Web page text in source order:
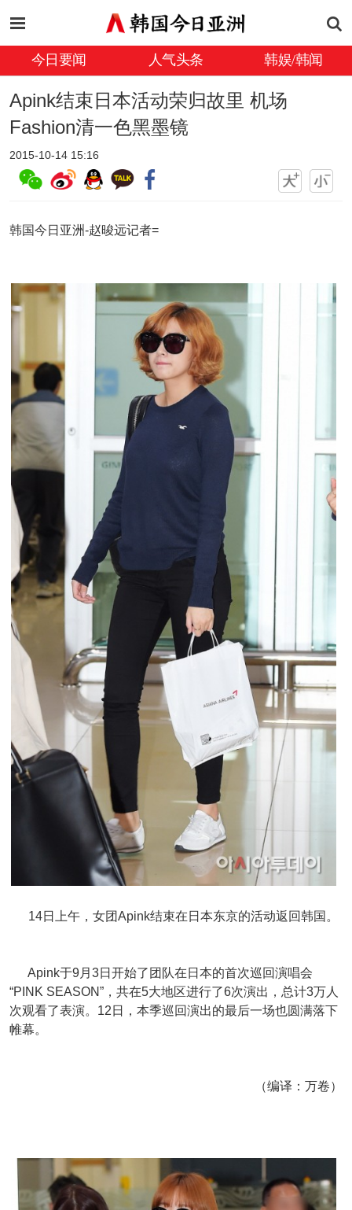
今日要闻 人气头条 韩娱/韩闻
Apink结束日本活动荣归故里 机场
Fashion清一色黑墨镜
2015-10-14 15:16
韩国今日亚洲-赵晙远记者=
14日上午，女团Apink结束在日本东京的活动返回韩国。
Apink于9月3日开始了团队在日本的首次巡回演唱会
“PINK SEASON”，共在5大地区进行了6次演出，总计3万人
次观看了表演。12日，本季巡回演出的最后一场也圆满落下
帷幕。
（编译：万卷）